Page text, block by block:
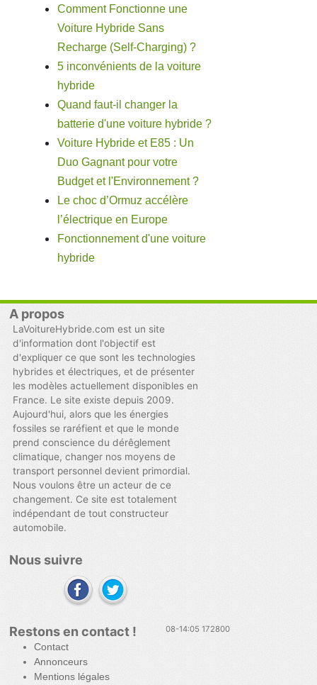
Comment Fonctionne une
Voiture Hybride Sans
Recharge (Self-Charging) ?
5 inconvénients de la voiture
hybride
Quand faut-il changer la
batterie d'une voiture hybride ?
Voiture Hybride et E85 : Un
Duo Gagnant pour votre
Budget et l'Environnement ?
Le choc d’Ormuz accélère
l’électrique en Europe
Fonctionnement d'une voiture
hybride
A propos
LaVoitureHybride.com est un site
d'information dont l'objectif est
d'expliquer ce que sont les technologies
hybrides et électriques, et de présenter
les modèles actuellement disponibles en
France. Le site existe depuis 2009.
Aujourd'hui, alors que les énergies
fossiles se raréfient et que le monde
prend conscience du dérêglement
climatique, changer nos moyens de
transport personnel devient primordial.
Nous voulons être un acteur de ce
changement. Ce site est totalement
indépendant de tout constructeur
automobile.
Nous suivre
Restons en contact !
Contact
Annonceurs
Mentions légales
08-14:05 172800